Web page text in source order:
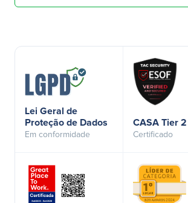
Lei Geral de
Proteção de Dados
Em conformidade
CASA Tier 2
Certificado